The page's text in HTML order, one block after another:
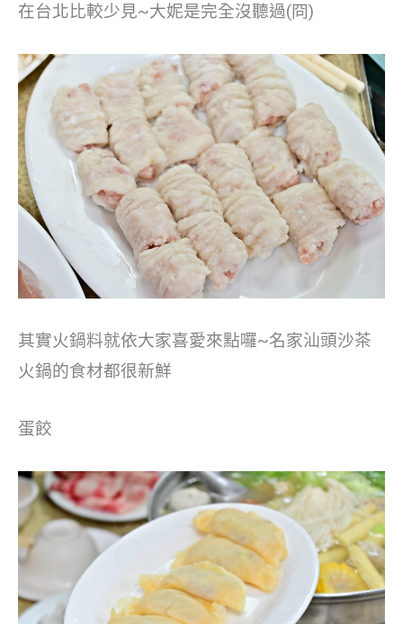
在台北比較少見~大妮是完全沒聽過(冏)
其實火鍋料就依大家喜愛來點囉~名家汕頭沙茶
火鍋的食材都很新鮮
蛋餃